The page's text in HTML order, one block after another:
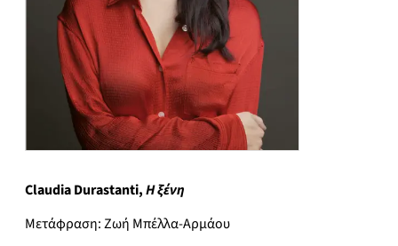
Claudia Durastanti,Η ξένη
Μετάφραση: Ζωή Μπέλλα-Αρμάου